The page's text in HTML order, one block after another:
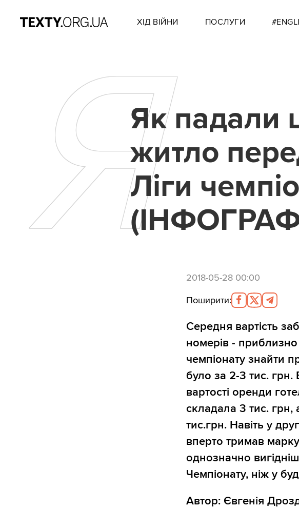
ХІД ВІЙНИ ПОСЛУГИ
ЯЯк падали
житло
Ліги
2018-05-28 00:00
Поширити:
Середня вартість
номерів -
чемпіонату знайти
було за 2-3 тис. грн.
вартості оренди
складала 3 тис. грн,
тис.грн. Навіть у
вперто тримав
однозначно
Чемпіонату, ніж у
Автор: Євгенія